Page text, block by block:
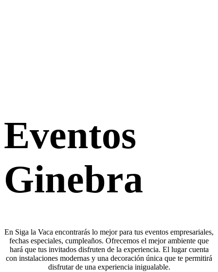
Eventos
Ginebra
En Siga la Vaca encontrarás lo mejorpara tus eventos empresariales,
fechas especiales, cumpleaños. Ofrecemos el mejorambiente que
hará quetusinvitadosdisfruten dela experiencia. El lugarcuenta
con instalaciones modernas y una decoración única que te permitirá
disfrutardeuna experiencia inigualable.